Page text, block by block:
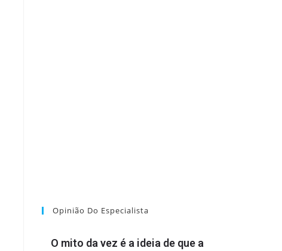
Opinião Do Especialista
O mito da vez é a ideia de que a